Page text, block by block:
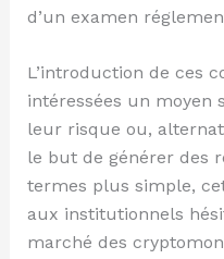
d’un examen
L’introduction de ces
intéressées un moyen
leur risque ou,
le but de générer des
termes plus simple,
aux institutionnels
marché des